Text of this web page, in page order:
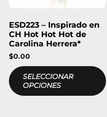
ESD223 – Inspirado en
CH Hot Hot Hot de
Carolina Herrera*
$0.00
SELECCIONAR
OPCIONES